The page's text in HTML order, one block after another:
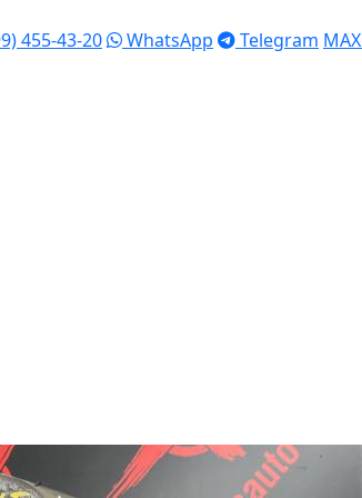
455-43-20 WhatsApp Telegram MAX